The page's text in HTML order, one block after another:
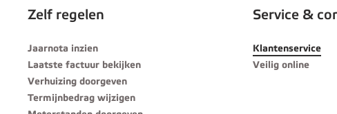
Zelf regelen
Jaarnota inzien
Laatste factuur bekijken
Verhuizing doorgeven
Termijnbedrag wijzigen
Service &
Klantenservice
Veilig online